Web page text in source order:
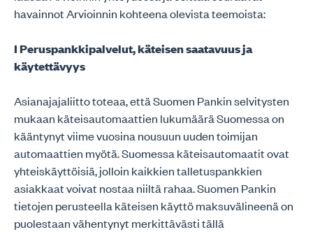
havainnot Arvioinnin kohteena olevista teemoista:
I Peruspankkipalvelut, käteisen saatavuus ja
käytettävyys
Asianajajaliitto toteaa, että Suomen Pankin selvitysten
mukaan käteisautomaattien lukumäärä Suomessa on
kääntynyt viime vuosina nousuun uuden toimijan
automaattien myötä. Suomessa käteisautomaatit ovat
yhteiskäyttöisiä, jolloin kaikkien talletuspankkien
asiakkaat voivat nostaa niiltä rahaa. Suomen Pankin
tietojen perusteella käteisen käyttö maksuvälineenä on
puolestaan vähentynyt merkittävästi tällä